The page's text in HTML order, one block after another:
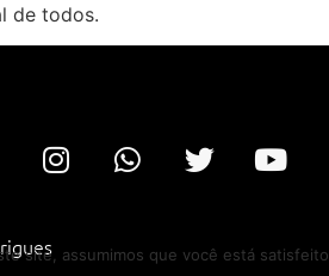
de todos.
site, assumimos que você está satisfeito.